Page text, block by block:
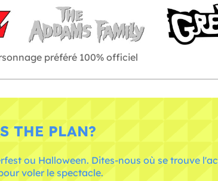
préféré 100% officiel
THE PLAN?
ou Halloween. Dites-nous où se trouve
voler le spectacle.